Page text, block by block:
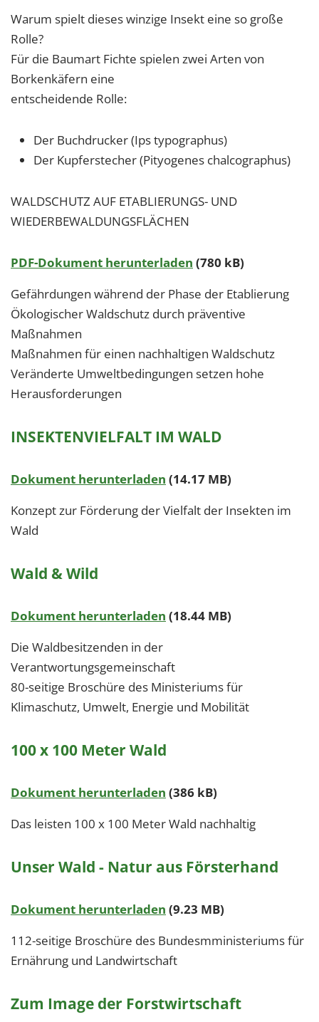
Warum spielt dieses winzige Insekt eine so große
Rolle?
Für die Baumart Fichte spielen zwei Arten von
Borkenkäfern eine
entscheidende Rolle:
Der Buchdrucker (Ips typographus)
Der Kupferstecher (Pityogenes chalcographus)
WALDSCHUTZ AUF ETABLIERUNGS- UND
WIEDERBEWALDUNGSFLÄCHEN
PDF-Dokument herunterladen (780 kB)
Gefährdungen während der Phase der Etablierung
Ökologischer Waldschutz durch präventive
Maßnahmen
Maßnahmen für einen nachhaltigen Waldschutz
Veränderte Umweltbedingungen setzen hohe
Herausforderungen
INSEKTENVIELFALT IM WALD
Dokument herunterladen (14.17 MB)
Konzept zur Förderung der Vielfalt der Insekten im
Wald
Wald & Wild
Dokument herunterladen (18.44 MB)
Die Waldbesitzenden in der
Verantwortungsgemeinschaft
80-seitige Broschüre des Ministeriums für
Klimaschutz, Umwelt, Energie und Mobilität
100 x 100 Meter Wald
Dokument herunterladen (386 kB)
Das leisten 100 x 100 Meter Wald nachhaltig
Unser Wald - Natur aus Försterhand
Dokument herunterladen (9.23 MB)
112-seitige Broschüre des Bundesmministeriums für
Ernährung und Landwirtschaft
Zum Image der Forstwirtschaft